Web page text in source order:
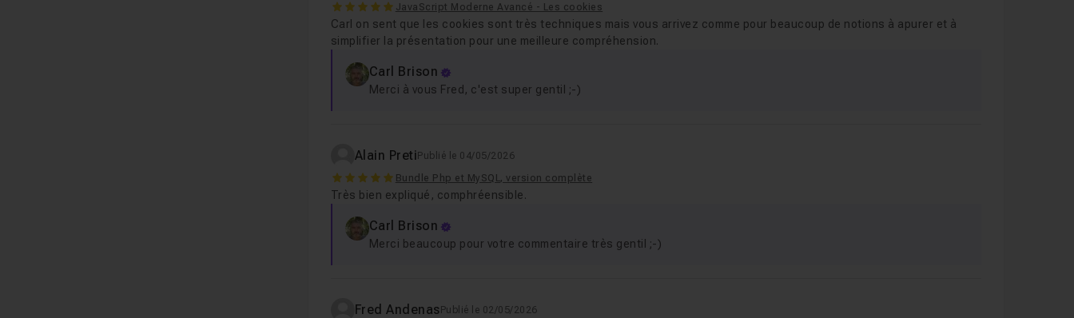
5 JavaScript Moderne Avancé - Les cookies
Carl on sent que les cookies sont très techniques mais vous arrivez comme pour beaucoup de notions à apurer et à
simplifier la présentation pour une meilleure compréhension.
Carl Brison
Merci à vous Fred, c'est super gentil ;-)
Alain Preti Publié le 04/05/2026
5 Bundle Php et MySQL, version complète
Très bien expliqué, comphréensible.
Carl Brison
Merci beaucoup pour votre commentaire très gentil ;-)
Fred Andenas Publié le 02/05/2026